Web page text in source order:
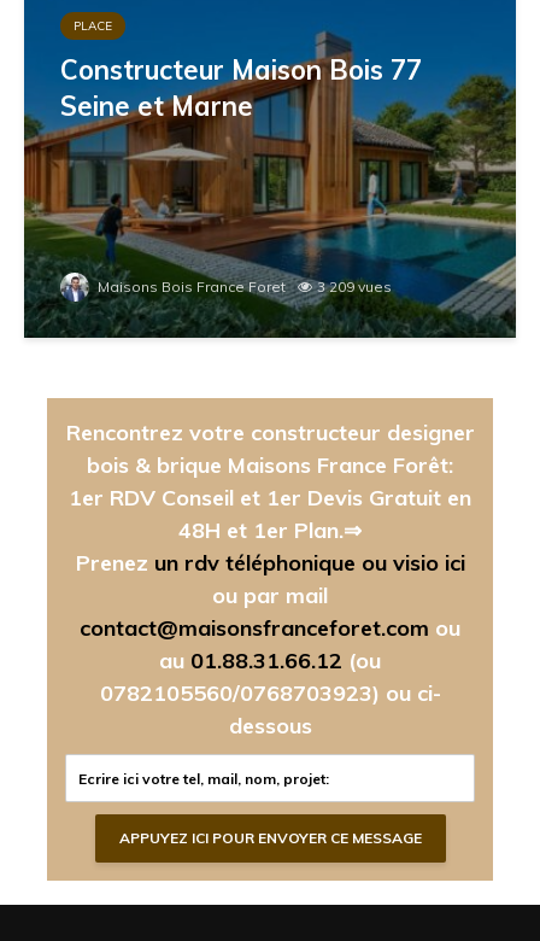
PLACE
Constructeur Maison Bois 77
Seine et Marne
Maisons Bois France Foret 3 209 vues
Rencontrez votre constructeur designer
bois & brique Maisons France Forêt:
1er RDV Conseil et 1er Devis Gratuit en
48H et 1er Plan.⇒
Prenez un rdv téléphonique ou visio ici
ou par mail
contact@maisonsfranceforet.com ou
au 01.88.31.66.12 (ou
0782105560/0768703923) ou ci-
dessous